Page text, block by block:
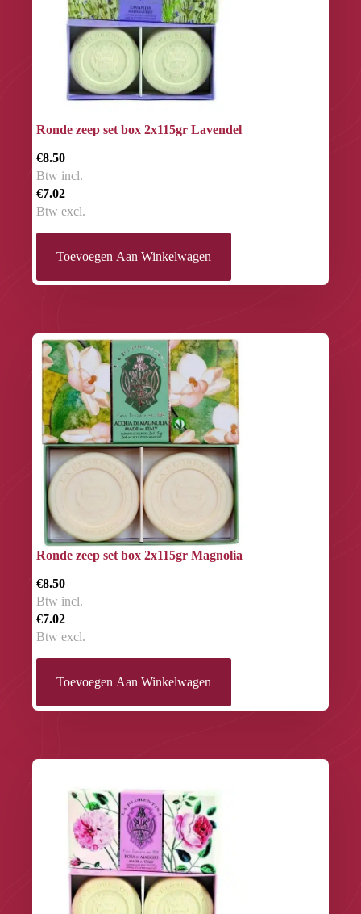
Ronde zeep set box 2x115gr Lavendel
€8.50
Btw incl.
€7.02
Btw excl.
Toevoegen Aan Winkelwagen
Ronde zeep set box 2x115gr Magnolia
€8.50
Btw incl.
€7.02
Btw excl.
Toevoegen Aan Winkelwagen